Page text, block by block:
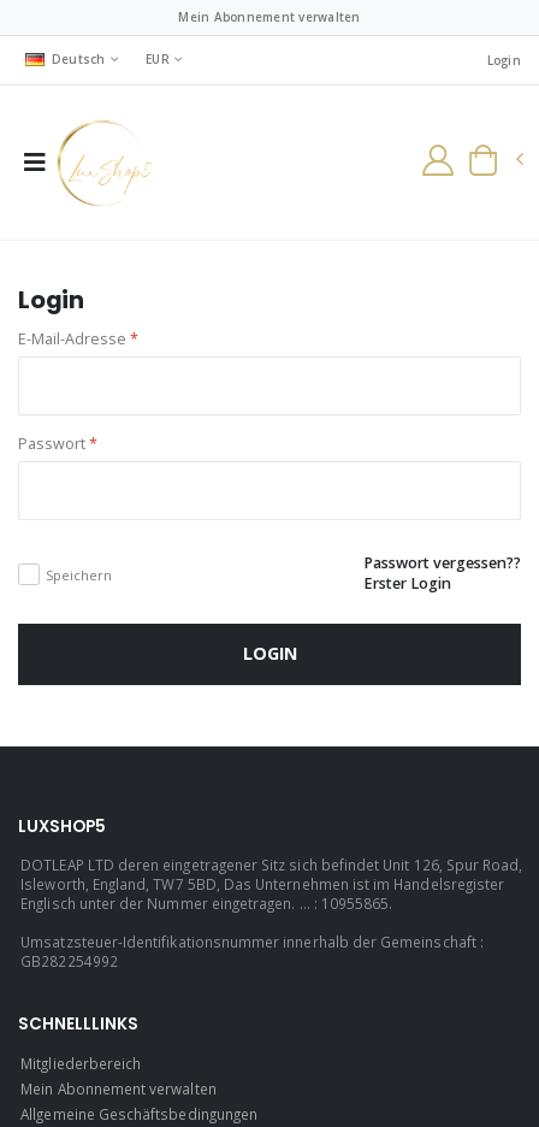
Mein Abonnement verwalten
Deutsch EUR Login
Login
E-Mail-Adresse *
Passwort*
Speichern
Passwort vergessen??
Erster Login
LOGIN
LUXSHOP5
DOTLEAP LTD deren eingetragener Sitz sich befindet Unit 126, Spur Road,
Isleworth, England, TW7 5BD, Das Unternehmen ist im Handelsregister
Englisch unter der Nummer eingetragen. ... : 10955865.
Umsatzsteuer-Identifikationsnummer innerhalb der Gemeinschaft :
GB282254992
SCHNELLLINKS
Mitgliederbereich
Mein Abonnement verwalten
Allgemeine Geschäftsbedingungen